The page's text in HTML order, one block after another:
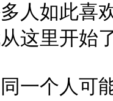
人如此喜
这里开始
一个人可